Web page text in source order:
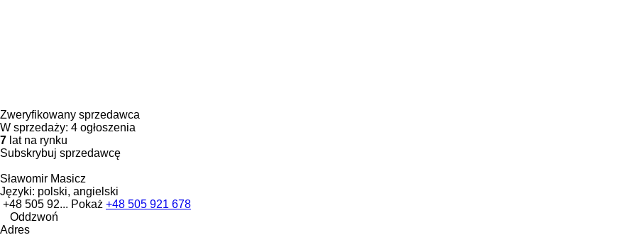
Zweryfikowany sprzedawca
W sprzedaży: 4 ogłoszenia
7 lat na rynku
Subskrybuj sprzedawcę
Sławomir Masicz
Języki: polski, angielski
+48 505 92... Pokaż +48 505 921 678
Oddzwoń
Adres